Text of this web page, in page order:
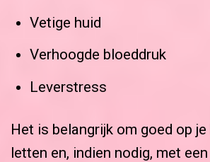
Vetige huid
Verhoogde bloeddruk
Leverstress
Het is belangrijk om goed op
letten en, indien nodig, met